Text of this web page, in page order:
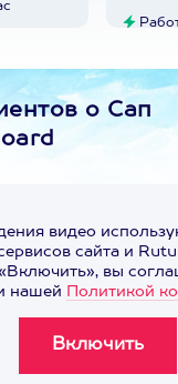
о Сап
видео
сайта и
вы
нашей Политикой